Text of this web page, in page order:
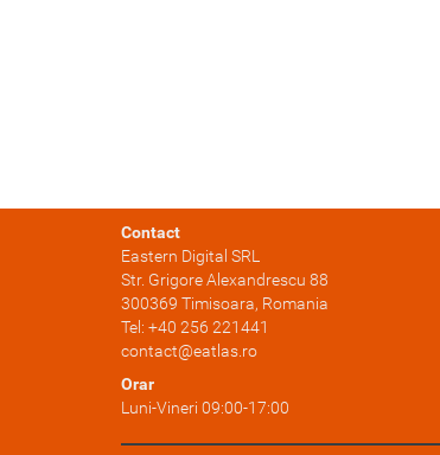
Contact
Eastern Digital SRL
Str. Grigore Alexandrescu 88
300369 Timisoara, Romania
Tel: +40 256 221441
contact@eatlas.ro
Orar
Luni-Vineri 09:00-17:00